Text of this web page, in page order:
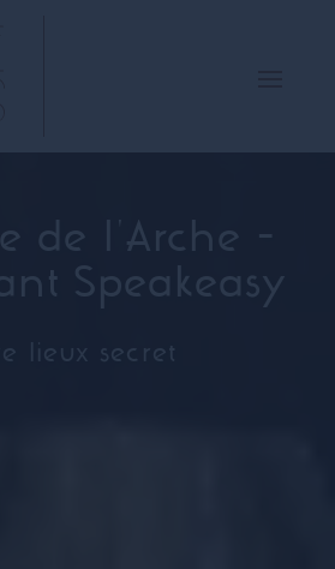
de l'Arche -
Speakeasy
lieux secret